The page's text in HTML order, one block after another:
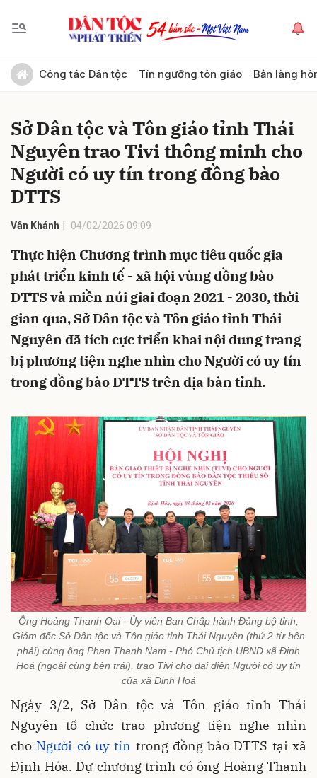
Công tác Dân tộc Tín ngưỡng tôn giáo Bản làng
Sở Dân tộc và Tôn giáo tỉnh Thái
Nguyên trao Tivi thông minh cho
Người có uy tín trong đồng bào
DTTS
Vân Khánh 04/02/2026 09:09
Thực hiện Chương trình mục tiêu quốc gia
phát triển kinh tế - xã hội vùng đồng bào
DTTS và miền núi giai đoạn 2021 - 2030, thời
gian qua, Sở Dân tộc và Tôn giáo tỉnh Thái
Nguyên đã tích cực triển khai nội dung trang
bị phương tiện nghe nhìn cho Người có uy tín
trong đồng bào DTTS trên địa bàn tỉnh.
Ông Hoàng Thanh Oai - Ủy viên Ban Chấp hành Đảng bộ tỉnh,
Giám đốc Sở Dân tộc và Tôn giáo tỉnh Thái Nguyên (thứ 2 từ bên
phải) cùng ông Phan Thanh Nam - Phó Chủ tịch UBND xã Định
Hoá (ngoài cùng bên trái), trao Tivi cho đại diện Người có uy tín
của xã Định Hoá
Ngày 3/2, Sở Dân tộc và Tôn giáo tỉnh Thái
Nguyên tổ chức trao phương tiện nghe nhìn
cho Người có uy tín trong đồng bào DTTS tại xã
Định Hóa. Dự chương trình có ông Hoàng Thanh
Gửi bình luận